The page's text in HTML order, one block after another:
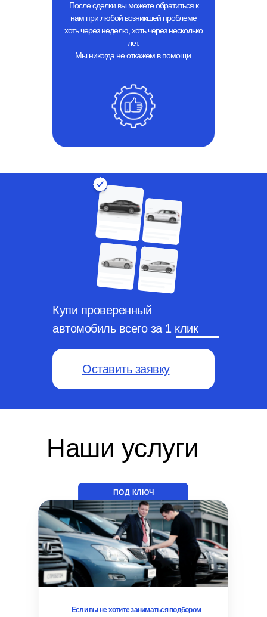
После сделки вы можете обратиться к
нам при любой возникшей проблеме
хоть через неделю, хоть через несколько
лет.
Мы никогда не откажем в помощи.
Оставить заявку
Купи проверенный
автомобиль всего за 1 клик
ПОД КЛЮЧ
Если вы не хотите заниматься подбором
Наши услуги